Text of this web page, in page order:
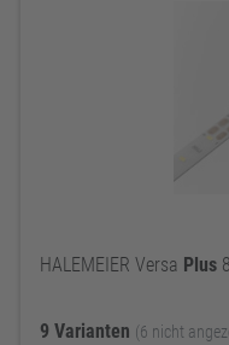
HALEMEIER Versa Plus
9 Varianten (6 nicht